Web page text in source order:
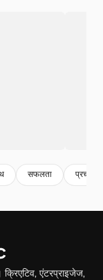
सफलता प्रचार
एंटरप्राइजेज,